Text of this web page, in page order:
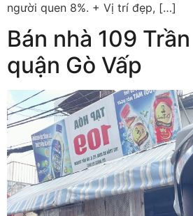
người quen 8%. + Vị trí đẹp, […]
Bán nhà 109
quận Gò Vấp